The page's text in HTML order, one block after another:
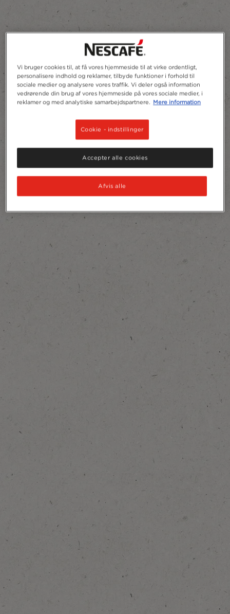
Vi bruger cookies til, at få vores hjemmeside til at virke ordentligt,
personalisere indhold og reklamer, tilbyde funktioner i forhold til
sociale medier og analysere vores traffik. Vi deler også information
vedrørende din brug af vores hjemmeside på vores sociale medier, i
reklamer og med analytiske samarbejdspartnere. Mere information
Cookie - indstillinger
Afvis alle
Accepter alle cookies